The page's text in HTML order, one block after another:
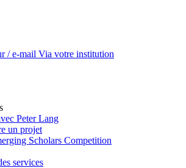
/ e-mail Via votre institution
Peter Lang
un projet
Scholars Competition
services